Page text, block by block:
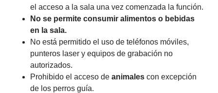
el acceso a la sala una vez comenzada la función.
No se permite consumir alimentos o bebidas
en la sala.
No está permitido el uso de teléfonos móviles,
punteros laser y equipos de grabación no
autorizados.
Prohibido el acceso de animales con excepción
de los perros guía.